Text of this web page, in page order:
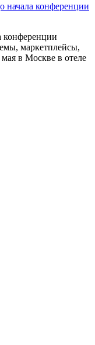
начала конференции
конференции
маркетплейсы,
мая в Москве в отеле